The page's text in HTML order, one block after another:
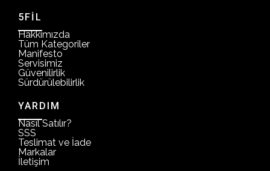
5FİL
Hakkımızda
Tüm Kategoriler
Manifesto
Servisimiz
Güvenilirlik
Sürdürülebilirlik
YARDIM
Nasıl Satılır?
SSS
Teslimat ve İade
Markalar
İletişim